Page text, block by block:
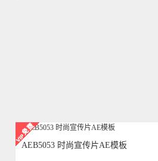
AEB5053 时尚宣传片AE模板